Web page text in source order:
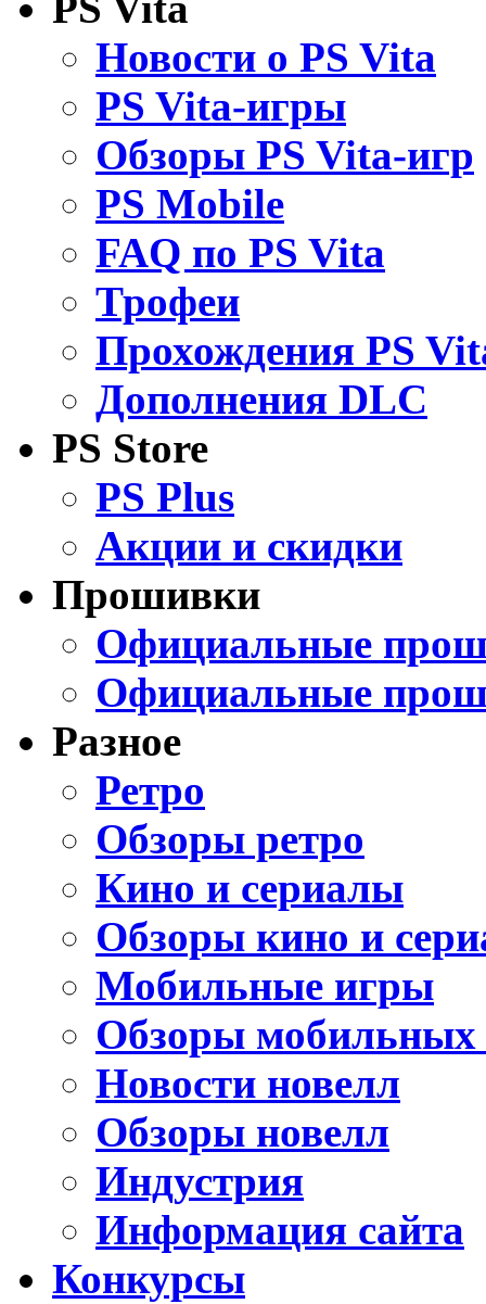
Новости о PS Vita
PS Vita-игры
Обзоры PS Vita-игр
PS Mobile
FAQ по PS Vita
Трофеи
Прохождения PS
Дополнения DLC
PS Store
PS Plus
Акции и скидки
Прошивки
Официальные
Официальные
Разное
Ретро
Обзоры ретро
Кино и сериалы
Обзоры кино и
Мобильные игры
Обзоры мобильных
Новости новелл
Обзоры новелл
Индустрия
Информация сайта
Конкурсы